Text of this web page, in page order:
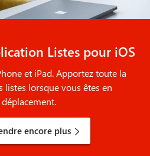
Listes pour iOS
et iPad. Apportez toute la
listes lorsque vous êtes en
déplacement.
encore plus